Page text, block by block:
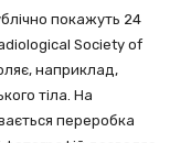
покажуть 24
Society of
наприклад,
тіла. На
переробка